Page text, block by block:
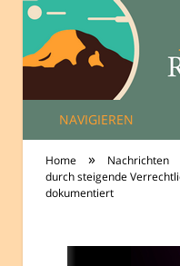
NAVIGIEREN
Home » Nachrichten
durch steigende
dokumentiert